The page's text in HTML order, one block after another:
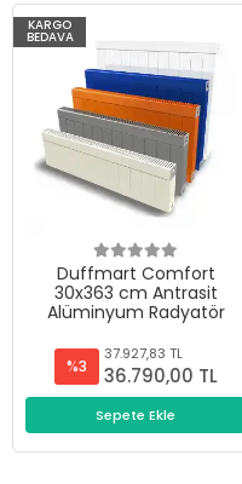
KARGO
BEDAVA
Duffmart Comfort
30x363 cm Antrasit
Alüminyum Radyatör
%3
37.927,83 TL
36.790,00 TL
Sepete Ekle